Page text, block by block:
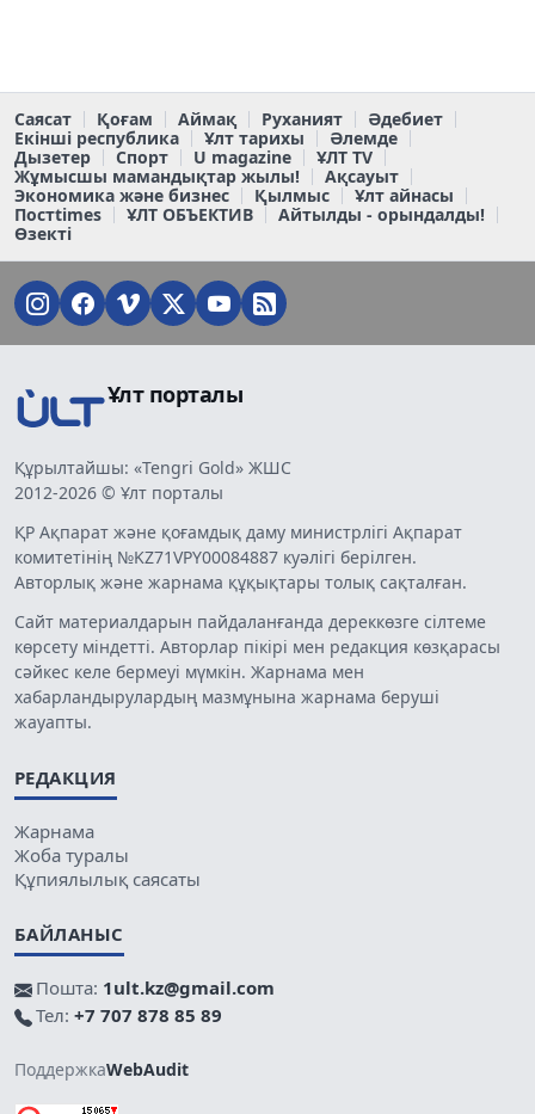
Саясат Қоғам Аймақ Руханият
Әдебиет
Екінші республика
Ұлт тарихы
Әлемде
Дызетер
Спорт U magazine
ҰЛТ TV
Жұмысшы мамандықтар жылы!
Ақсауыт
Экономика және бизнес
Қылмыс
Ұлт айнасы
Постtimes
ҰЛТ ОБЪЕКТИВ
Айтылды - орындалды!
Өзекті
Ұлт порталы
Құрылтайшы: «Tengri Gold» ЖШС
2012-2026 © Ұлт порталы
ҚР Ақпарат және қоғамдық даму министрлігі Ақпарат
комитетінің №KZ71VPY00084887 куәлігі берілген.
Авторлық және жарнама құқықтары толық сақталған.
Сайт материалдарын пайдаланғанда дереккөзге сілтеме
көрсету міндетті. Авторлар пікірі мен редакция көзқарасы
сәйкес келе бермеуі мүмкін. Жарнама мен
хабарландырулардың мазмұнына жарнама беруші
жауапты.
РЕДАКЦИЯ
Жарнама
Жоба туралы
Құпиялылық саясаты
БАЙЛАНЫС
Пошта: 1ult.kz@gmail.com
Тел: +7 707 878 85 89
ПоддержкаWebAudit